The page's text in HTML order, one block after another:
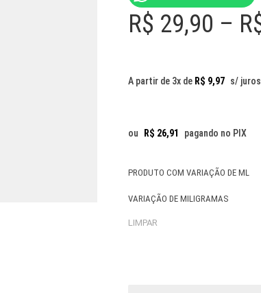
R$ 29,90 –
A partir de 3x de R$ 9,97 s/ juros
ou R$ 26,91 pagando no PIX
PRODUTO COM VARIAÇÃO DE ML
VARIAÇÃO DE MILIGRAMAS
LIMPAR